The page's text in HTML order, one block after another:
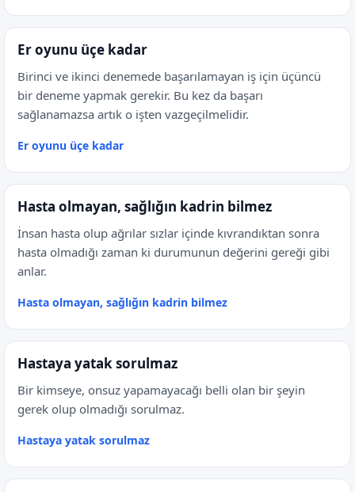
Er oyunu üçe kadar
Birinci ve ikinci denemede başarılamayan iş için üçüncü
bir deneme yapmak gerekir. Bu kez da başarı
sağlanamazsa artık o işten vazgeçilmelidir.
Er oyunu üçe kadar
Hasta olmayan, sağlığın kadrin bilmez
İnsan hasta olup ağrılar sızlar içinde kıvrandıktan sonra
hasta olmadığı zaman ki durumunun değerini gereği gibi
anlar.
Hasta olmayan, sağlığın kadrin bilmez
Hastaya yatak sorulmaz
Bir kimseye, onsuz yapamayacağı belli olan bir şeyin
gerek olup olmadığı sorulmaz.
Hastaya yatak sorulmaz